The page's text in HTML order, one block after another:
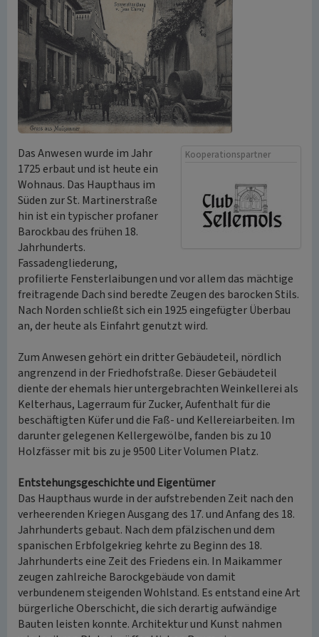
Kooperationspartner
Das Anwesen wurde im Jahr
1725 erbaut und ist heute ein
Wohnaus. Das Haupthaus im
Süden zur St. Martinerstraße
hin ist ein typischer profaner
Barockbau des frühen 18.
Jahrhunderts.
Fassadengliederung,
profilierte Fensterlaibungen und vor allem das mächtige
freitragende Dach sind beredte Zeugen des barocken Stils.
Nach Norden schließt sich ein 1925 eingefügter Überbau
an, der heute als Einfahrt genutzt wird.
Zum Anwesen gehört ein dritter Gebäudeteil, nördlich
angrenzend in der Friedhofstraße. Dieser Gebäudeteil
diente der ehemals hier untergebrachten Weinkellerei als
Kelterhaus, Lagerraum für Zucker, Aufenthalt für die
beschäftigten Küfer und die Faß- und Kellereiarbeiten. Im
darunter gelegenen Kellergewölbe, fanden bis zu 10
Holzfässer mit bis zu je 9500 Liter Volumen Platz.
Entstehungsgeschichte und Eigentümer
Das Haupthaus wurde in der aufstrebenden Zeit nach den
verheerenden Kriegen Ausgang des 17. und Anfang des 18.
Jahrhunderts gebaut. Nach dem pfälzischen und dem
spanischen Erbfolgekrieg kehrte zu Beginn des 18.
Jahrhunderts eine Zeit des Friedens ein. In Maikammer
zeugen zahlreiche Barockgebäude von damit
verbundenem steigenden Wohlstand. Es entstand eine Art
bürgerliche Oberschicht, die sich derartig aufwändige
Bauten leisten konnte. Architektur und Kunst nahmen